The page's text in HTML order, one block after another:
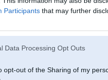
Participants that may further
Data Processing Opt Outs
opt-out of the Sharing of my
13. Aug 2018, 11:17
savu FR protokolu -
Tiem interneta pļūtītājiem,
(2) Administratīvo
transportlīdzekli,
vai transportlīdzeklis ir